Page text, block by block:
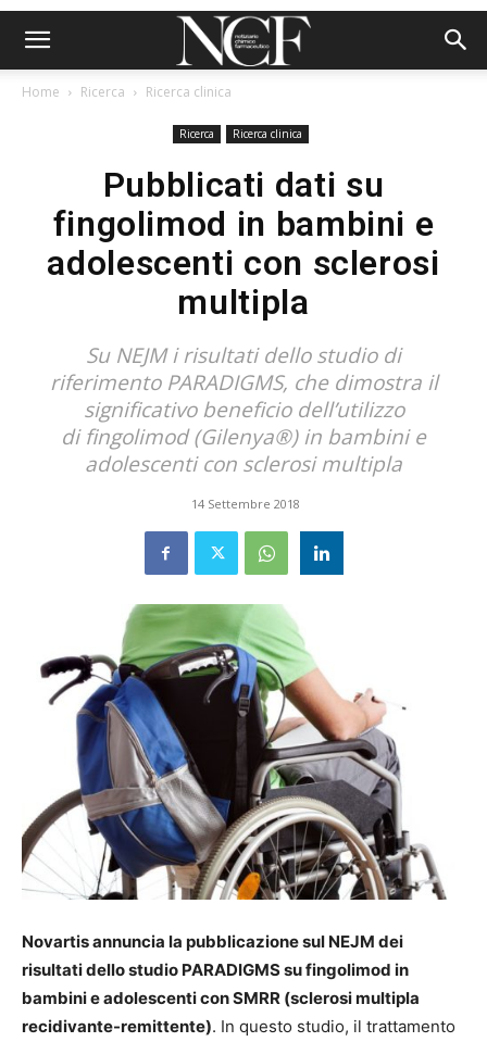
Home Ricerca Ricerca clinica
Ricerca Ricerca clinica
Pubblicati dati su
fingolimod in bambini e
adolescenti con sclerosi
multipla
Su NEJM i risultati dello studio di
riferimento PARADIGMS, che dimostra il
significativo beneficio dell’utilizzo
di fingolimod (Gilenya®) in bambini e
adolescenti con sclerosi multipla
14 Settembre 2018
Novartis annuncia la pubblicazione sul NEJM dei
risultati dello studio PARADIGMS su fingolimod in
bambini e adolescenti con SMRR (sclerosi multipla
recidivante-remittente). In questo studio, il trattamento